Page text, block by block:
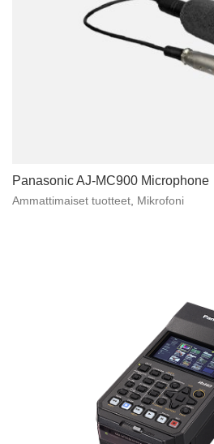
Panasonic AJ-MC900 Microphone
Ammattimaiset tuotteet Mikrofoni